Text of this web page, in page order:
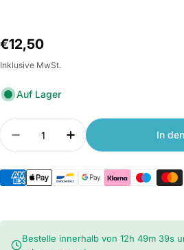
Normalpreis
€12,50
Inklusive MwSt.
Auf Lager
Anzahl
Menge verringern für
Anzahl erhöhen
In
Bestelle innerhalb von 12h 49m 39s